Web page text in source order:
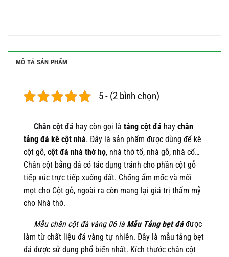
MÔ TẢ SẢN PHẨM
5 - (2 bình chọn)
Chân cột đá hay còn gọi là tảng cột đá hay chân
tảng đá kê cột nhà. Đây là sản phẩm được dùng để kê
cột gỗ, cột đá nhà thờ họ, nhà thờ tổ, nhà gỗ, nhà cổ…
Chân cột bằng đá có tác dụng tránh cho phần cột gỗ
tiếp xúc trực tiếp xuống đất. Chống ẩm mốc và mối
mọt cho Cột gỗ, ngoài ra còn mang lại giá trị thẩm mỹ
cho Nhà thờ.
Mẫu chân cột đá vàng 06 là Mẫu Tảng bẹt đáđược
làm từ chất liệu đá vàng tự nhiên. Đây là mẫu tảng bẹt
đá được sử dụng phổ biến nhất. Kích thước chân cột